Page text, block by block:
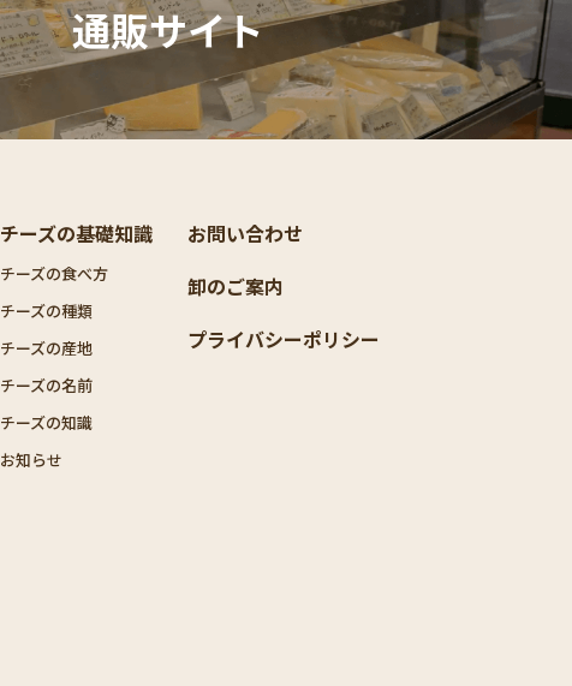
通販サイト
チーズの基礎知識
チーズの食べ方
チーズの種類
チーズの産地
チーズの名前
チーズの知識
お知らせ
お問い合わせ
卸のご案内
プライバシーポリシー